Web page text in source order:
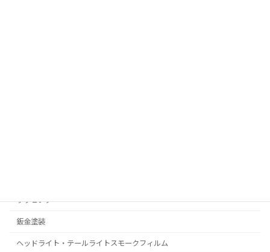
ラッピング
鈑金塗装
ヘッドライト・テールライトスモークフィルム